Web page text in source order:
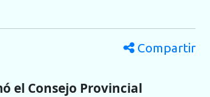
Compartir
el Consejo Provincial